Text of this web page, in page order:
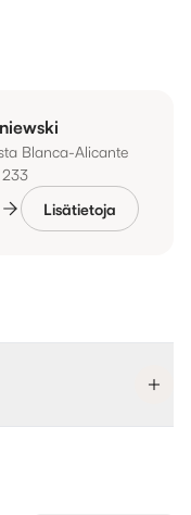
Blanca-Alicante
Lisätietoja